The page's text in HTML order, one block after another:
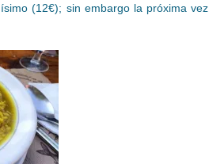
(12€); sin embargo la próxima vez